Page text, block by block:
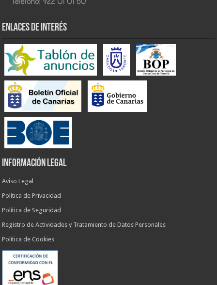
ENLACES DE INTERÉS
INFORMACIÓN LEGAL
Aviso Legal
Política de Privacidad
Política de Seguridad
Registro de Actividades y Tratamiento de Datos Personales
Política de Cookies